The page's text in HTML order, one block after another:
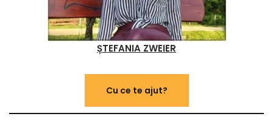
ȘTEFANIA ZWEIER
Cu ce te ajut?